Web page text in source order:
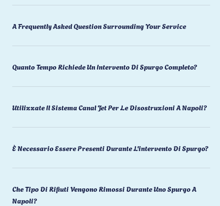
A Frequently Asked Question Surrounding Your Service
Quanto Tempo Richiede Un Intervento Di Spurgo Completo?
Utilizzate Il Sistema Canal Jet Per Le Disostruzioni A Napoli?
È Necessario Essere Presenti Durante L'intervento Di Spurgo?
Che Tipo Di Rifiuti Vengono Rimossi Durante Uno Spurgo A
Napoli?